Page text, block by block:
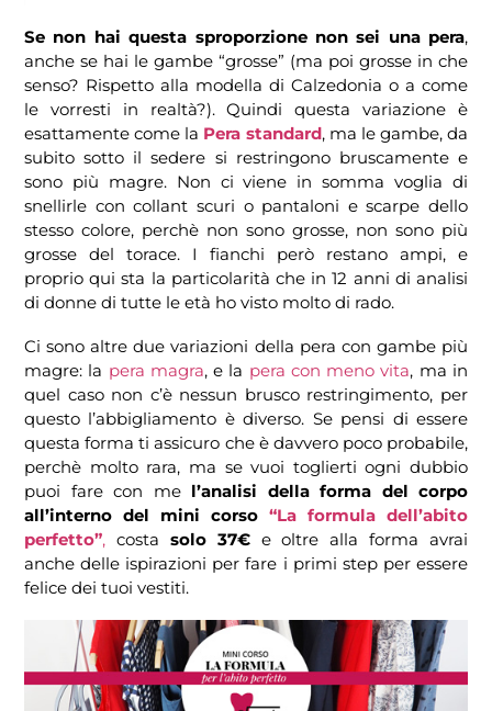
Se non hai questa sproporzione non sei una pera,
anche se hai le gambe “grosse” (ma poi grosse in che
senso? Rispetto alla modella di Calzedonia o a come
le vorresti in realtà?). Quindi questa variazione è
esattamente come la Pera standard, ma le gambe, da
subito sotto il sedere si restringono bruscamente e
sono più magre. Non ci viene in somma voglia di
snellirle con collant scuri o pantaloni e scarpe dello
stesso colore, perchè non sono grosse, non sono più
grosse del torace. I fianchi però restano ampi, e
proprio qui sta la particolarità che in 12 anni di analisi
di donne di tutte le età ho visto molto di rado.
Ci sono altre due variazioni della pera con gambe più
magre: la pera magra, e la pera con meno vita, ma in
quel caso non c’è nessun brusco restringimento, per
questo l’abbigliamento è diverso. Se pensi di essere
questa forma ti assicuro che è davvero poco probabile,
perchè molto rara, ma se vuoi toglierti ogni dubbio
puoi fare con me l’analisi della forma del corpo
all’interno del mini corso “La formula dell’abito
perfetto”, costa solo 37€e oltre alla forma avrai
anche delle ispirazioni per fare i primi step per essere
felice dei tuoi vestiti.